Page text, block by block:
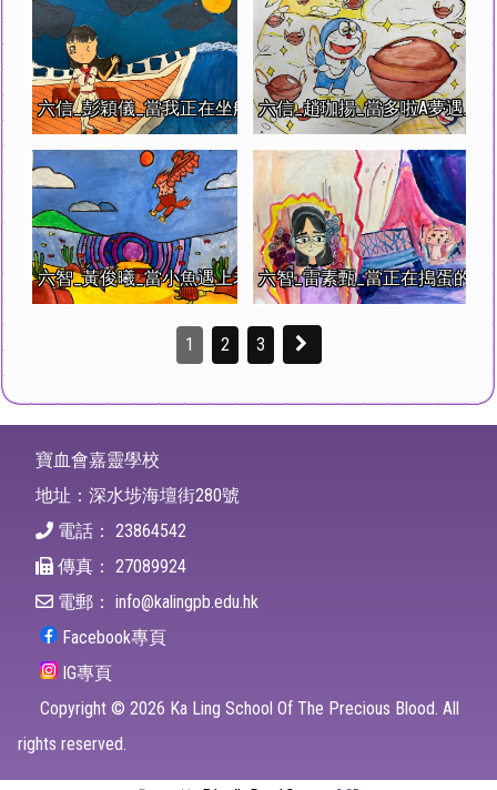
六信_彭穎儀_當我正在坐船遇上海嘯時六信_趙珈揚_當多啦A夢遇上
六智_黃俊曦_當小魚遇上老鷹六智_雷素甄_當正在搗蛋的貓
1 2 3
寶血會嘉靈學校
地址：深水埗海壇街280號
電話： 23864542
傳真： 27089924
電郵： info@kalingpb.edu.hk
Facebook專頁
IG專頁
Copyright © 2026 Ka Ling School Of The Precious Blood. All
rights reserved.